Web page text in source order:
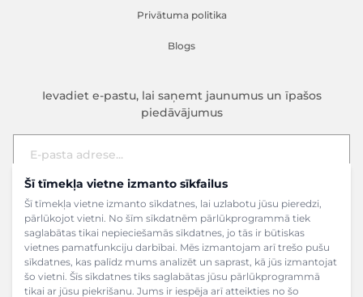
Šī tīmekļa vietne izmanto sīkfailus
Šī tīmekļa vietne izmanto sīkdatnes, lai uzlabotu jūsu pieredzi,
pārlūkojot vietni. No šīm sīkdatnēm pārlūkprogrammā tiek
saglabātas tikai nepieciešamās sīkdatnes, jo tās ir būtiskas
vietnes pamatfunkciju darbībai. Mēs izmantojam arī trešo pušu
sīkdatnes, kas palīdz mums analizēt un saprast, kā jūs izmantojat
šo vietni. Šīs sīkdatnes tiks saglabātas jūsu pārlūkprogrammā
tikai ar jūsu piekrišanu. Jums ir iespēja arī atteikties no šo
Privātuma politika
Blogs
Ievadiet e-pastu, lai saņemt jaunumus un īpašos
piedāvājumus
E-pasta adrese
Pieteikties